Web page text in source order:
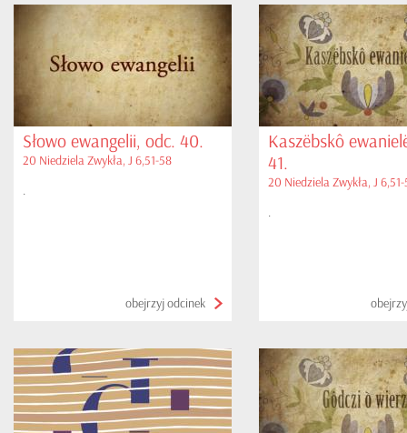
Słowo ewangelii, odc. 40.
20 Niedziela Zwykła, J 6,51-58
.
obejrzyj odcinek
Kaszëbskô
41.
20 Niedziela Zwykła, J
.